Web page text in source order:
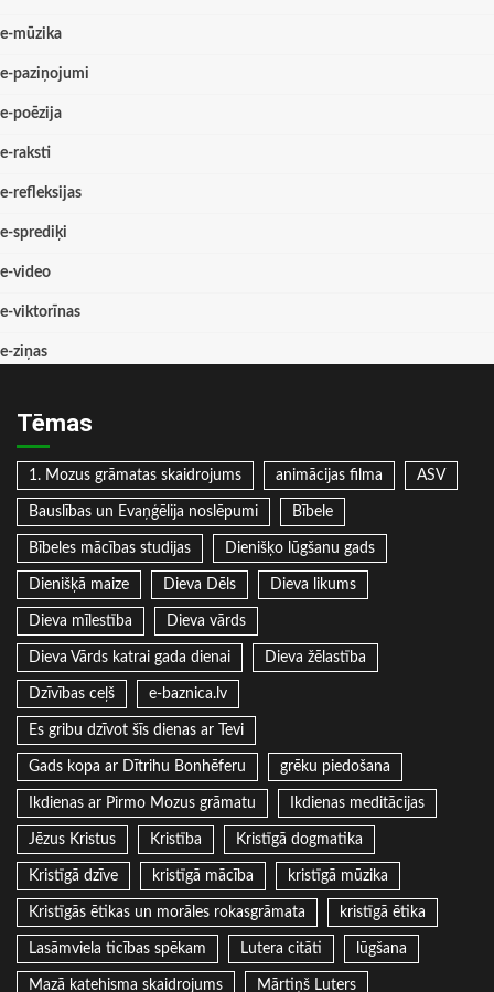
e-mūzika
e-paziņojumi
e-poēzija
e-raksti
e-refleksijas
e-sprediķi
e-video
e-viktorīnas
e-ziņas
Tēmas
1. Mozus grāmatas skaidrojums animācijas filma ASV
Bauslības un Evaņģēlija noslēpumi Bībele
Bībeles mācības studijas Dienišķo lūgšanu gads
Dienišķā maize Dieva Dēls Dieva likums
Dieva mīlestība Dieva vārds
Dieva Vārds katrai gada dienai Dieva žēlastība
Dzīvības ceļš e-baznica.lv
Es gribu dzīvot šīs dienas ar Tevi
Gads kopa ar Dītrihu Bonhēferu grēku piedošana
Ikdienas ar Pirmo Mozus grāmatu Ikdienas meditācijas
Jēzus Kristus Kristība Kristīgā dogmatika
Kristīgā dzīve kristīgā mācība kristīgā mūzika
Kristīgās ētikas un morāles rokasgrāmata kristīgā ētika
Lasāmviela ticības spēkam Lutera citāti lūgšana
Mazā katehisma skaidrojums Mārtiņš Luters